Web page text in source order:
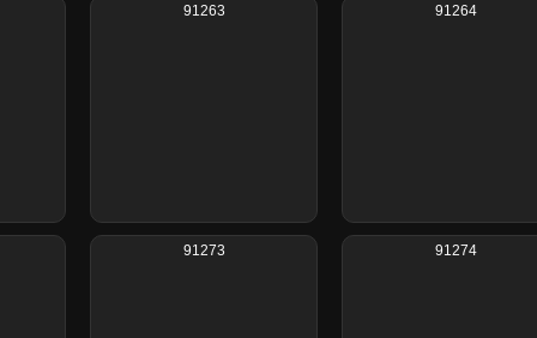
91263 91264
91273 91274